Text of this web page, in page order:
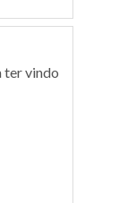
ter vindo